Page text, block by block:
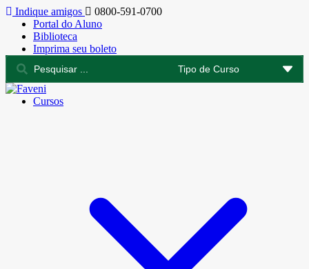
Indique amigos
0800-591-0700
Portal do Aluno
Biblioteca
Imprima seu boleto
Cursos